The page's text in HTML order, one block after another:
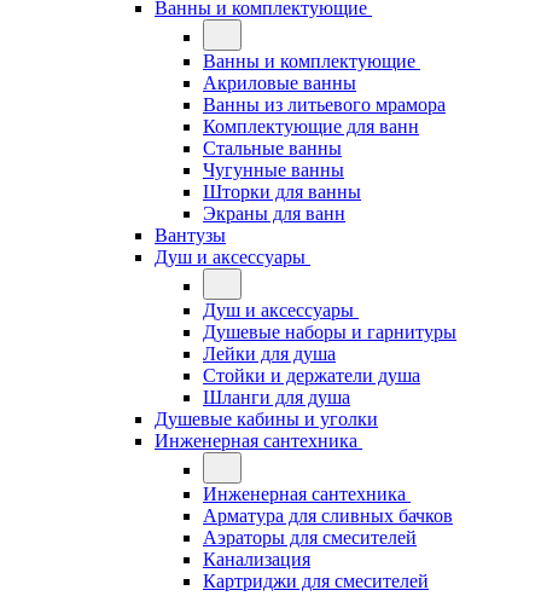
Ванны и комплектующие
Ванны и комплектующие
Акриловые ванны
Ванны из литьевого мрамора
Комплектующие для ванн
Стальные ванны
Чугунные ванны
Шторки для ванны
Экраны для ванн
Вантузы
Душ и аксессуары
Душ и аксессуары
Душевые наборы и гарнитуры
Лейки для душа
Стойки и держатели душа
Шланги для душа
Душевые кабины и уголки
Инженерная сантехника
Инженерная сантехника
Арматура для сливных бачков
Аэраторы для смесителей
Канализация
Картриджи для смесителей